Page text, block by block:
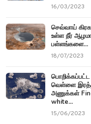
Ariviyal News
செய்து செய்திகளை
Please check your
16/03/2023
செவ்வாய்
உள்ள நீர்
பள்ளங்களை...
18/07/2023
பொறிக்கப்பட்ட
வெள்ளை
அணுக்கள்
white...
15/06/2023